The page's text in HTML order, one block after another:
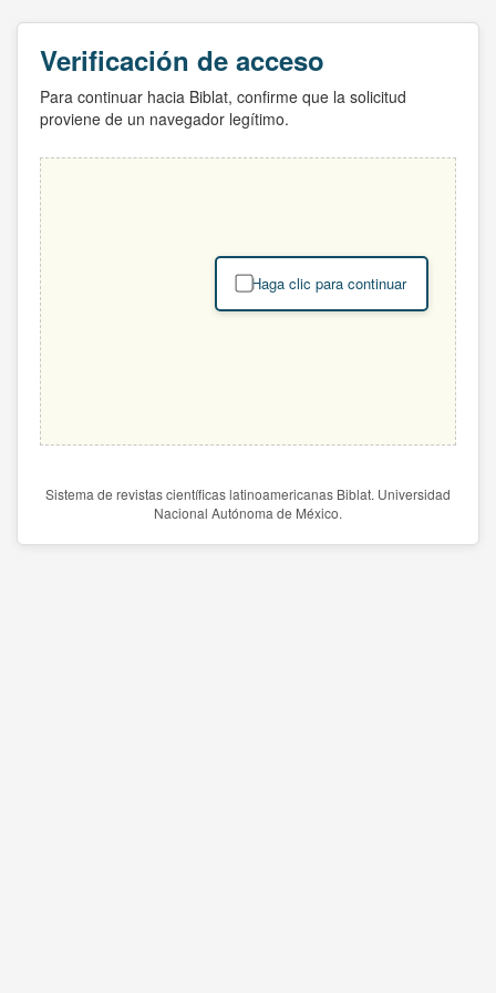
Verificación de acceso
Para continuar hacia Biblat, confirme que la solicitud
proviene de un navegador legítimo.
Haga clic para continuar
Sistema de revistas científicas latinoamericanas Biblat. Universidad
Nacional Autónoma de México.